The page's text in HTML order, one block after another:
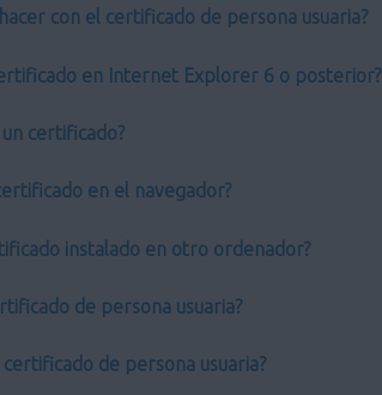
con el certificado de persona usuaria?
en Internet Explorer 6 o posterior?
certificado?
en el navegador?
instalado en otro ordenador?
de persona usuaria?
de persona usuaria?